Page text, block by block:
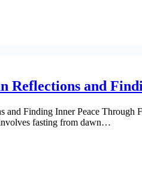
Reflections and
and Finding Inner Peace Through
fasting from dawn…